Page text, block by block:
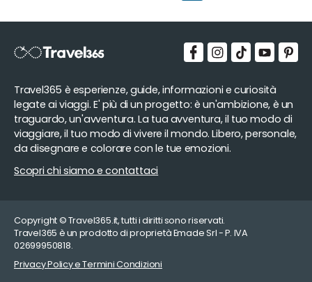
Travel365 è esperienze, guide, informazioni e curiosità
legate ai viaggi. E' più di un progetto: è un'ambizione, è un
traguardo, un'avventura. La tua avventura, il tuo modo di
viaggiare, il tuo modo di vivere il mondo. Libero, personale,
da disegnare e colorare con le tue emozioni.
Scopri chi siamo e contattaci
Copyright © Travel365.it, tutti i diritti sono riservati.
Travel365 è un prodotto di proprietà Emade Srl - P. IVA
02699950818.
Privacy Policy e Termini Condizioni